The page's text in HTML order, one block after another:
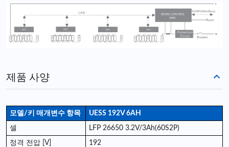
제품 사양
모델/키 매개변수 항목 UESS 192V 6AH
셀 LFP 26650 3.2V/3Ah(60S2P)
정격 전압 [V] 192